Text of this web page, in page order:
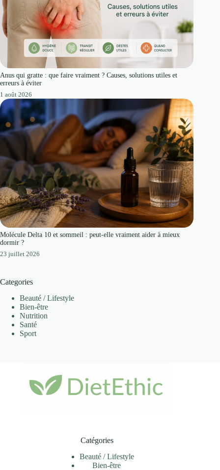
Anus qui gratte : que faire vraiment ? Causes, solutions utiles et
erreurs à éviter
1 août 2026
Molécule Delta 10 et sommeil : peut-elle vraiment aider à mieux
dormir ?
23 juillet 2026
Categories
Beauté / Lifestyle
Bien-être
Nutrition
Santé
Sport
Catégories
Beauté / Lifestyle
Bien-être